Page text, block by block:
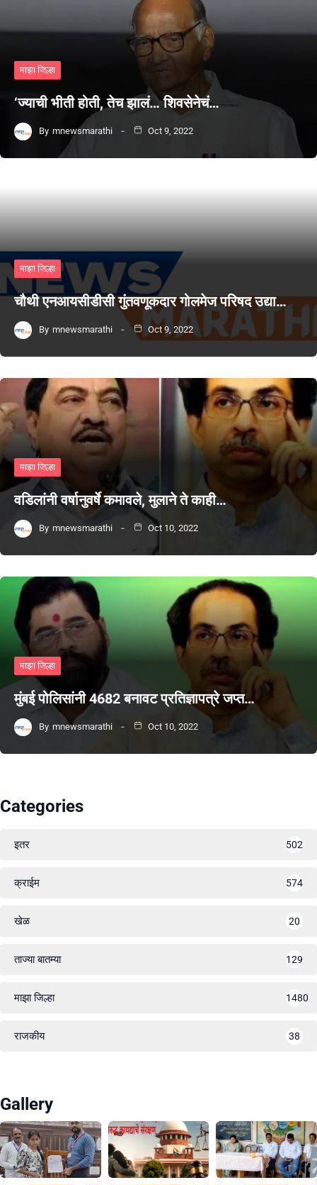
माझा जिल्हा
‘ज्याची भीती होती, तेच झालं… शिवसेनेचं…
By mnewsmarathi Oct 9, 2022
माझा जिल्हा
चौथी एनआयसीडीसी गुंतवणूकदार गोलमेज परिषद उद्या…
By mnewsmarathi Oct 9, 2022
माझा जिल्हा
वडिलांनी वर्षानुवर्षे कमावले, मुलाने ते काही…
By mnewsmarathi Oct 10, 2022
माझा जिल्हा
मुंबई पोलिसांनी 4682 बनावट प्रतिज्ञापत्रे जप्त…
By mnewsmarathi Oct 10, 2022
Categories
इतर 502
क्राईम 574
खेळ 20
ताज्या बातम्या 129
माझा जिल्हा 1480
राजकीय 38
Gallery